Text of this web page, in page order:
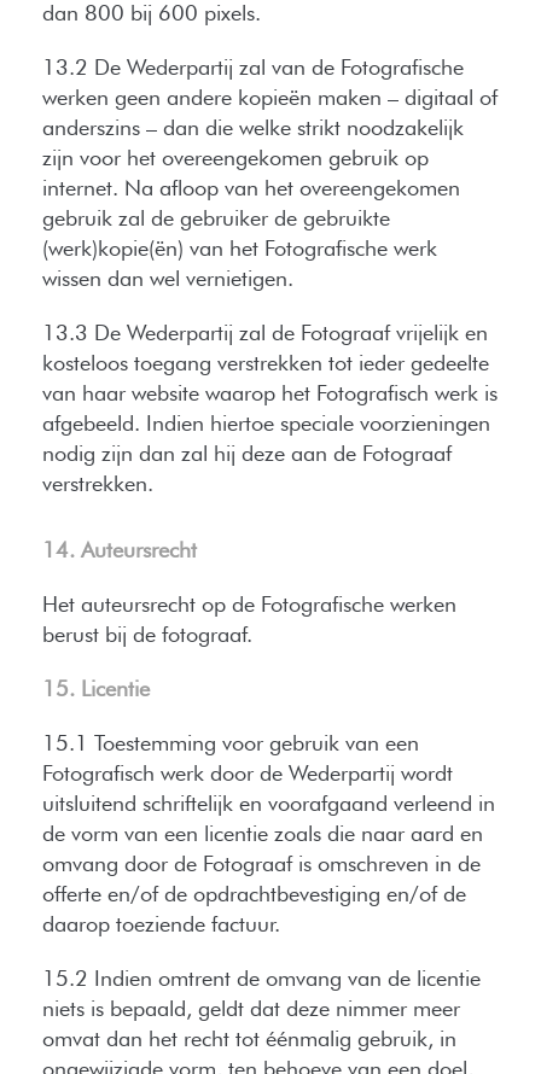
dan 800 bij 600 pixels.
13.2 De Wederpartij zal van de Fotografische
werken geen andere kopieën maken – digitaal of
anderszins – dan die welke strikt noodzakelijk
zijn voor het overeengekomen gebruik op
internet. Na afloop van het overeengekomen
gebruik zal de gebruiker de gebruikte
(werk)kopie(ën) van het Fotografische werk
wissen dan wel vernietigen.
13.3 De Wederpartij zal de Fotograaf vrijelijk en
kosteloos toegang verstrekken tot ieder gedeelte
van haar website waarop het Fotografisch werk is
afgebeeld. Indien hiertoe speciale voorzieningen
nodig zijn dan zal hij deze aan de Fotograaf
verstrekken.
14. Auteursrecht
Het auteursrecht op de Fotografische werken
berust bij de fotograaf.
15. Licentie
15.1 Toestemming voor gebruik van een
Fotografisch werk door de Wederpartij wordt
uitsluitend schriftelijk en voorafgaand verleend in
de vorm van een licentie zoals die naar aard en
omvang door de Fotograaf is omschreven in de
offerte en/of de opdrachtbevestiging en/of de
daarop toeziende factuur.
15.2 Indien omtrent de omvang van de licentie
niets is bepaald, geldt dat deze nimmer meer
omvat dan het recht tot éénmalig gebruik, in
ongewijzigde vorm, ten behoeve van een doel,